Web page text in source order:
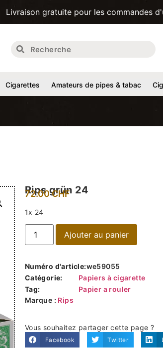
gratuite pour les commandes d'un
Cigarettes Amateurs de pipes & tabac
Rips grün 24
72.00CHF
1x 24
Ajouter au panier
Numéro d'article:we59055
Catégorie:
Papiers à cigarette
Tag:
Papier a rouler
Marque : Rips
Vous souhaitez partager cette page ?
Facebook Twitter